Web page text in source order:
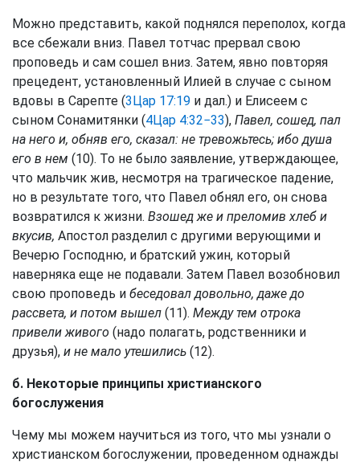
Можно представить, какой поднялся переполох, когда
все сбежали вниз. Павел тотчас прервал свою
проповедь и сам сошел вниз. Затем, явно повторяя
прецедент, установленный Илией в случае с сыном
вдовы в Сарепте (3Цар 17:19 и дал.) и Елисеем с
сыном Сонамитянки (4Цар 4:32−33), Павел, сошед, пал
на него и, обняв его, сказал: не тревожьтесь; ибо душа
его в нем (10). То не было заявление, утверждающее,
что мальчик жив, несмотря на трагическое падение,
но в результате того, что Павел обнял его, он снова
возвратился к жизни. Взошед же и преломив хлеб и
вкусив, Апостол разделил с другими верующими и
Вечерю Господню, и братский ужин, который
наверняка еще не подавали. Затем Павел возобновил
свою проповедь и беседовал довольно, даже до
рассвета, и потом вышел (11). Между тем отрока
привели живого (надо полагать, родственники и
друзья), и не мало утешились (12).
б. Некоторые принципы христианского
богослужения
Чему мы можем научиться из того, что мы узнали о
христианском богослужении, проведенном однажды